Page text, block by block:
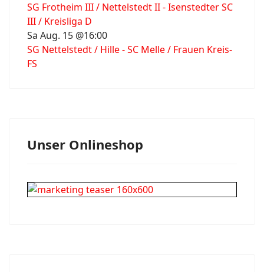
SG Frotheim III / Nettelstedt II - Isenstedter SC
III / Kreisliga D
Sa Aug. 15 @16:00
SG Nettelstedt / Hille - SC Melle / Frauen Kreis-
FS
Unser Onlineshop